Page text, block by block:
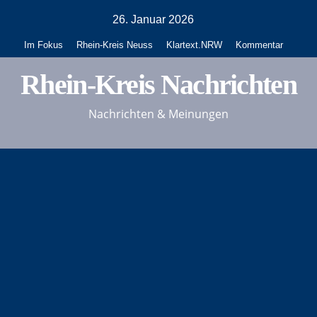
springen
26. Januar 2026
Im Fokus Rhein-Kreis Neuss Klartext.NRW Kommentar
Rhein-Kreis Nachrichten
Nachrichten & Meinungen